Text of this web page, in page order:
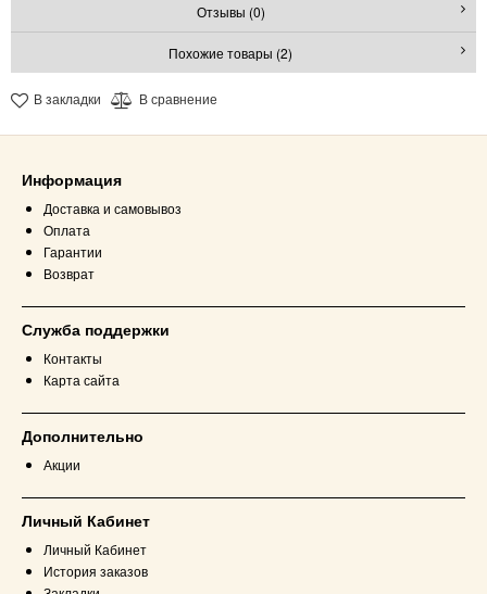
Отзывы (0)
Похожие товары (2)
В закладки В сравнение
Информация
Доставка и самовывоз
Оплата
Гарантии
Возврат
Служба поддержки
Контакты
Карта сайта
Дополнительно
Акции
Личный Кабинет
Личный Кабинет
История заказов